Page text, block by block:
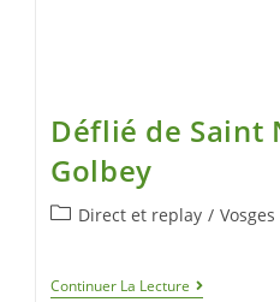
Déflié de Saint
Golbey
Direct et replay / Vosges
Continuer La Lecture